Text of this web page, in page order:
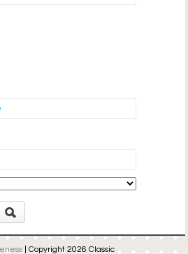
| Copyright 2026 Classic